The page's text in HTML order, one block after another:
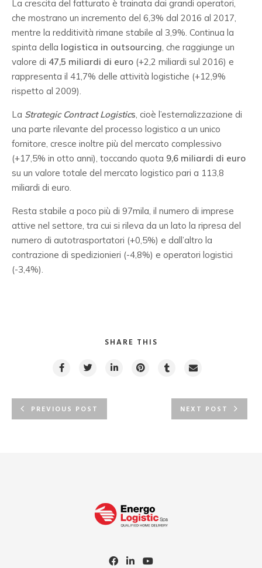
La crescita del fatturato è trainata dai grandi operatori,
che mostrano un incremento del 6,3% dal 2016 al 2017,
mentre la redditività rimane stabile al 3,9%. Continua la
spinta della logistica in outsourcing, che raggiunge un
valore di 47,5 miliardi di euro (+2,2 miliardi sul 2016) e
rappresenta il 41,7% delle attività logistiche (+12,9%
rispetto al 2009).
La Strategic Contract Logistics, cioè l’esternalizzazione di
una parte rilevante del processo logistico a un unico
fornitore, cresce inoltre più del mercato complessivo
(+17,5% in otto anni), toccando quota 9,6 miliardi di euro
su un valore totale del mercato logistico pari a 113,8
miliardi di euro.
Resta stabile a poco più di 97mila, il numero di imprese
attive nel settore, tra cui si rileva da un lato la ripresa del
numero di autotrasportatori (+0,5%) e dall’altro la
contrazione di spedizionieri (-4,8%) e operatori logistici
(-3,4%).
SHARE THIS
PREVIOUS POST NEXT POST